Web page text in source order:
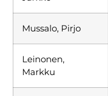
Mussalo, Pirjo
Leinonen,
Markku